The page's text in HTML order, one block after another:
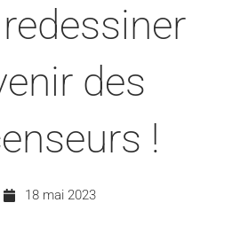
des
!
18 mai 2023